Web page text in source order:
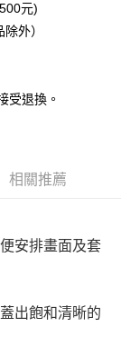
元)
外）
受退換。
相關推薦
安排畫面及套
出飽和清晰的